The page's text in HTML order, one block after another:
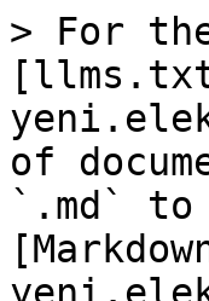
> For
of
`.md` to